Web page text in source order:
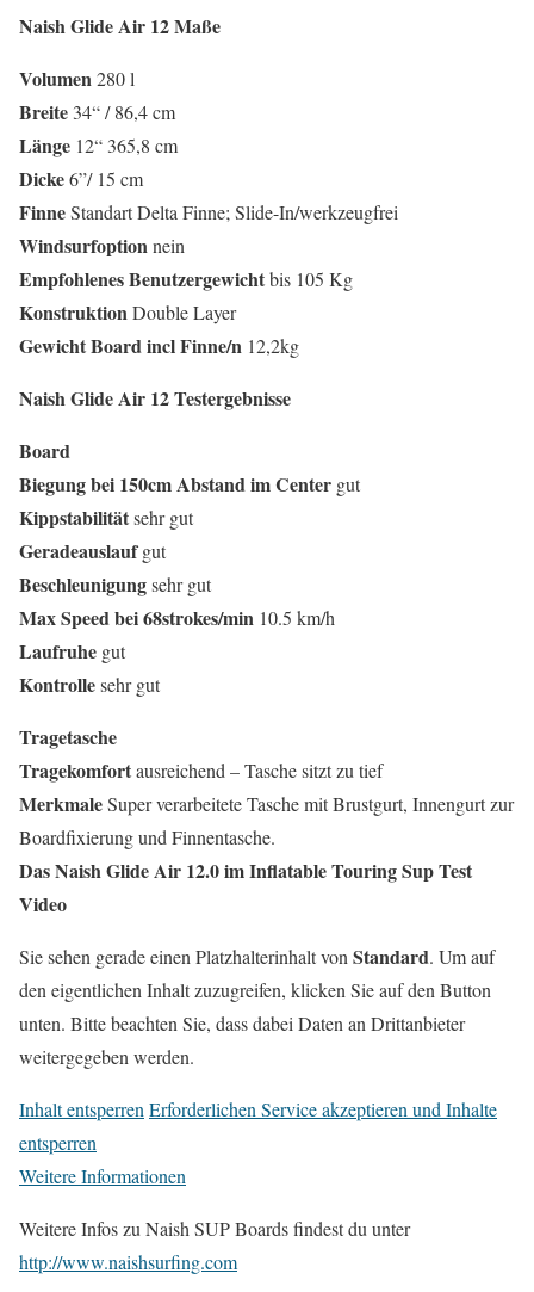
Naish Glide Air 12 Maße
Volumen280 l
Breite 34“ / 86,4 cm
Länge 12“ 365,8 cm
Dicke6”/ 15 cm
FinneStandart Delta Finne; Slide-In/werkzeugfrei
Windsurfoptionnein
Empfohlenes Benutzergewichtbis 105 Kg
KonstruktionDouble Layer
Gewicht Board incl Finne/n 12,2kg
Naish Glide Air 12 Testergebnisse
Board
Biegung bei 150cm Abstand im Center gut
Kippstabilitätsehr gut
Geradeauslaufgut
Beschleunigungsehr gut
Max Speed bei 68strokes/min 10.5 km/h
Laufruhe gut
Kontrollesehr gut
Tragetasche
Tragekomfortausreichend – Tasche sitzt zu tief
MerkmaleSuper verarbeitete Tasche mit Brustgurt, Innengurt zur
Boardfixierung und Finnentasche.
Das Naish Glide Air 12.0 im Inflatable Touring Sup Test
Video
Sie sehen gerade einen Platzhalterinhalt vonStandard. Um auf
den eigentlichen Inhalt zuzugreifen, klicken Sie auf den Button
unten. Bitte beachten Sie, dass dabei Daten an Drittanbieter
weitergegeben werden.
Inhalt entsperrenErforderlichen Service akzeptieren und Inhalte
entsperren
Weitere Informationen
Weitere Infos zu Naish SUP Boards findest du unter
http://www.naishsurfing.com